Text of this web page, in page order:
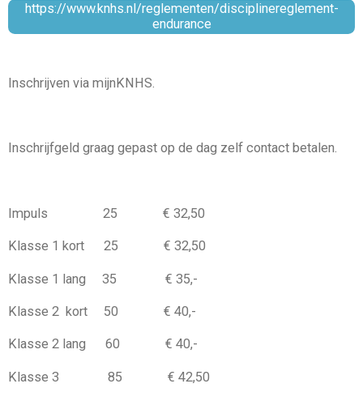
https://www.knhs.nl/reglementen/disciplinereglement-
endurance
Inschrijven via mijnKNHS.
Inschrijfgeld graag gepast op de dag zelf contact betalen.
Impuls 25 € 32,50
Klasse 1 kort 25 € 32,50
Klasse 1 lang 35 € 35,-
Klasse 2 kort 50 € 40,-
Klasse 2 lang 60 € 40,-
Klasse 3 85 € 42,50